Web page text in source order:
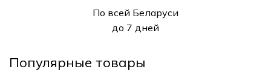
По всей Беларуси
до 7 дней
Популярные товары